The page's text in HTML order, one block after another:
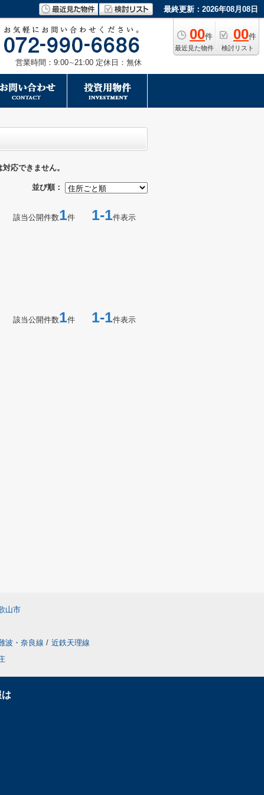
最終更新：2026年08月08日
00件
最近見た物件
00件
検討リスト
営業時間：9:00∼21:00 定休日：無休
応できません。
並び順：
該当公開件数1件 1-1件表示
該当公開件数1件 1-1件表示
山市
波・奈良線 / 近鉄天理線